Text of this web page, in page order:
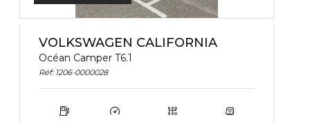
VOLKSWAGEN CALIFORNIA
Océan Camper T6.1
Réf: 1206-0000028